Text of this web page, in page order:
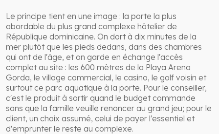
Le principe tient en une image : la porte la plus
abordable du plus grand complexe hôtelier de
République dominicaine. On dort à dix minutes de la
mer plutôt que les pieds dedans, dans des chambres
qui ont de l'âge, et on garde en échange l'accès
complet au site : les 600 mètres de la Playa Arena
Gorda, le village commercial, le casino, le golf voisin et
surtout ce parc aquatique à la porte. Pour le conseiller,
c'est le produit à sortir quand le budget commande
sans que la famille veuille renoncer au grand jeu; pour le
client, un choix assumé, celui de payer l'essentiel et
d'emprunter le reste au complexe.